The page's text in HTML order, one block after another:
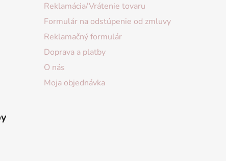
Reklamácia/Vrátenie tovaru
Formulár na odstúpenie od zmluvy
Reklamačný formulár
Doprava a platby
O nás
Moja objednávka